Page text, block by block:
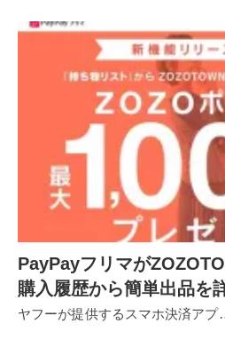
PayPayフリマが
購入履歴から簡単出品を
ヤフーが提供するスマホ決済ア